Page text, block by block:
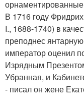
В 1716 году
I., 1688-1740) в
преподнес
император оценил
Изрядным
Убранная, и
- писал он жене